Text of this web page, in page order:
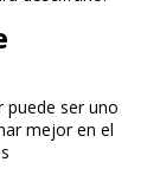
puede ser uno
mejor en el